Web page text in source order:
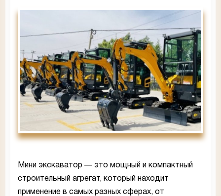
Мини экскаватор — это мощный и компактный
строительный агрегат, который находит
применение в самых разных сферах, от